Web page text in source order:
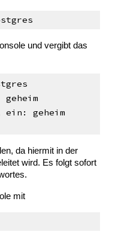
und vergibt das
geheim
ein: geheim
da hiermit in der
wird. Es folgt sofort
mit